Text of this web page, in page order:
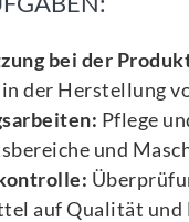
bei der
der Herstellung
Pflege
und
auf Qualität und